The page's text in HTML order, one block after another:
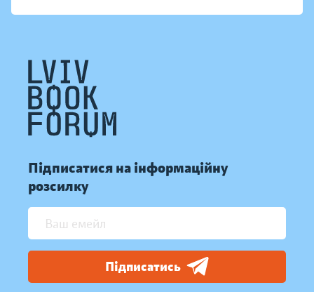
Підписатися на інформаційну
розсилку
Підписатись